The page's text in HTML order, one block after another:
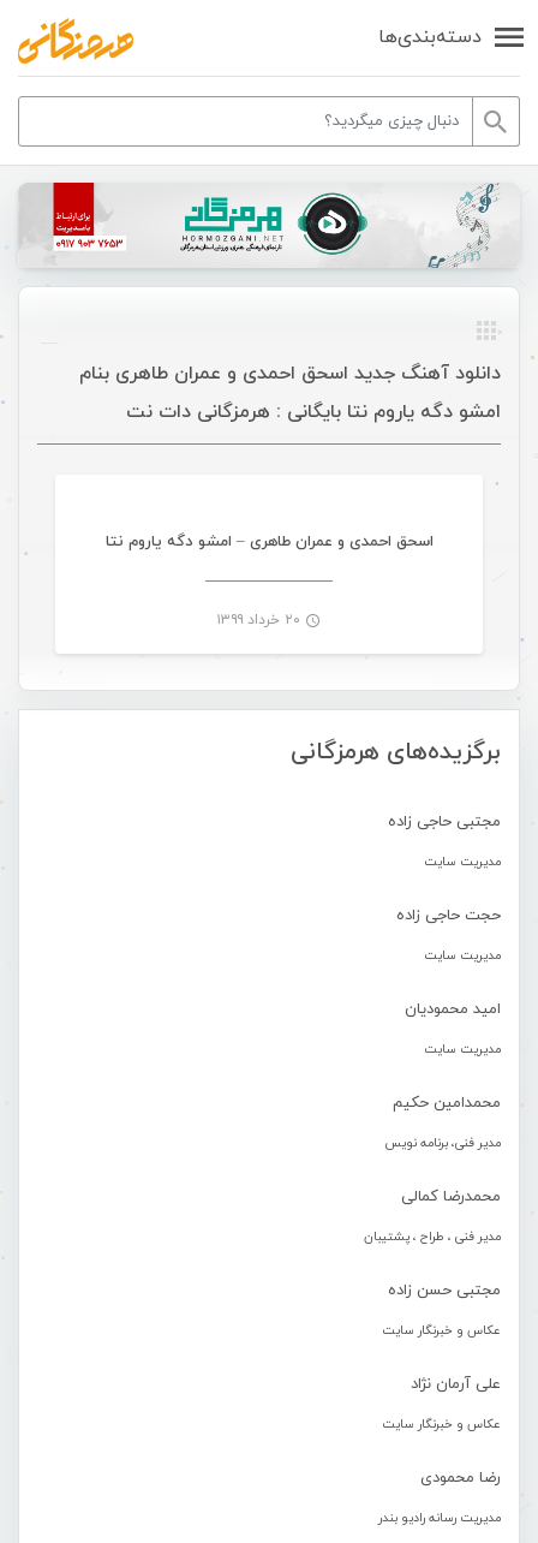
دسته‌بندی‌ها
برگزیده‌های هرمزگانی
مجتبی حاجی زاده
مدیریت سایت
حجت حاجی زاده
مدیریت سایت
امید محمودیان
مدیریت سایت
محمدامین حکیم
مدیر فنی، برنامه نویس
محمدرضا کمالی
مدیر فنی ، طراح ، پشتیبان
مجتبی حسن زاده
عکاس و خبرنگار سایت
علی آرمان نژاد
عکاس و خبرنگار سایت
رضا محمودی
مدیریت رسانه رادیو بندر
دانلود آهنگ جدید اسحق احمدی و عمران طاهری بنام
امشو دگه یاروم نتا بایگانی : هرمزگانی دات نت
اسحق احمدی و عمران طاهری – امشو دگه یاروم نتا
۲۰ خرداد ۱۳۹۹